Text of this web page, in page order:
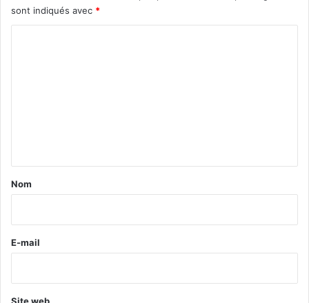
sont indiqués avec *
a
e
Nom
E-mail
Site web